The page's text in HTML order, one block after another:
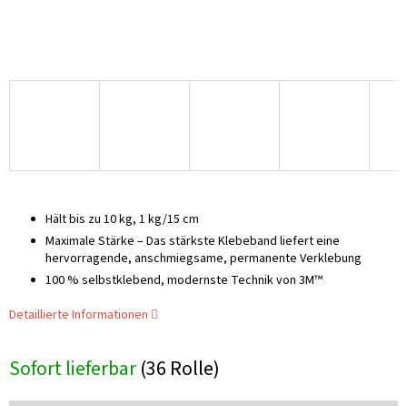
Sofort lieferbar(36 Rolle)
Hält bis zu 10 kg, 1 kg/15 cm
Maximale Stärke – Das stärkste Klebeband liefert eine
hervorragende, anschmiegsame, permanente Verklebung
100 % selbstklebend, modernste Technik von 3M™
Detaillierte Informationen